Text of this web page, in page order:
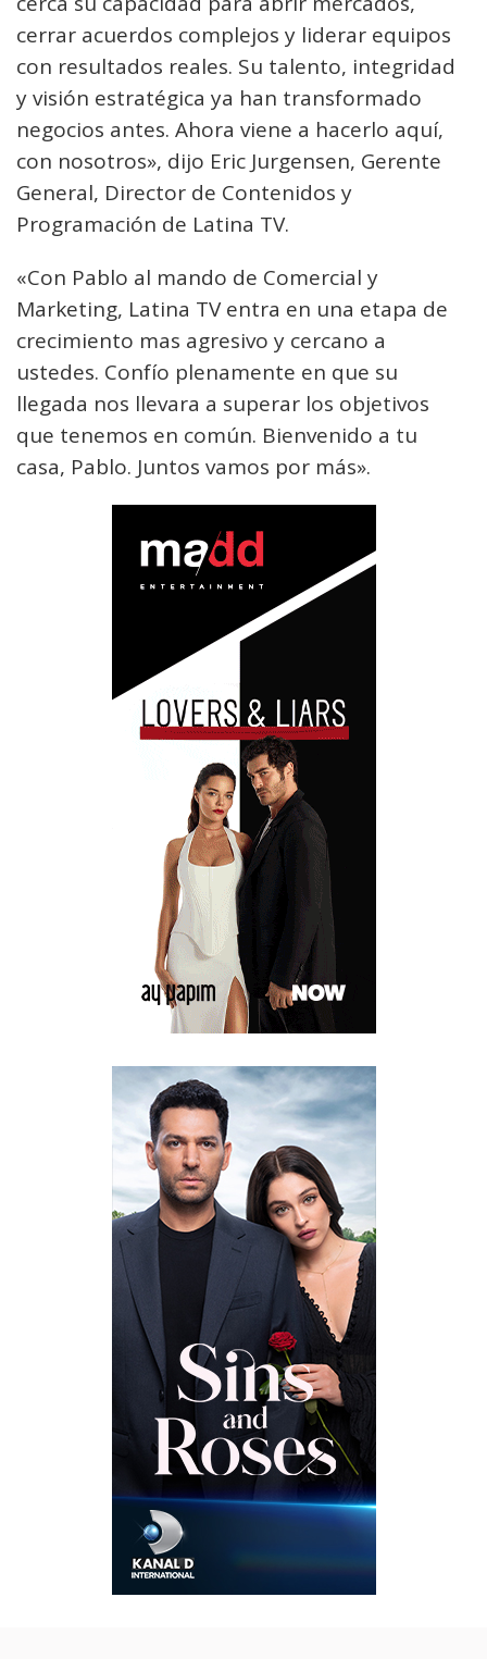
cerrar acuerdos complejos y liderar equipos
con resultados reales. Su talento, integridad
y visión estratégica ya han transformado
negocios antes. Ahora viene a hacerlo aquí,
con nosotros», dijo Eric Jurgensen, Gerente
General, Director de Contenidos y
Programación de Latina TV.
«Con Pablo al mando de Comercial y
Marketing, Latina TV entra en una etapa de
crecimiento mas agresivo y cercano a
ustedes. Confío plenamente en que su
llegada nos llevara a superar los objetivos
que tenemos en común. Bienvenido a tu
casa, Pablo. Juntos vamos por más».